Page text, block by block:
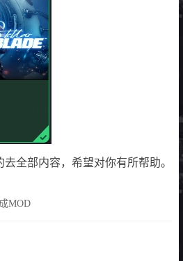
全部内容，希望对你有所帮助。
MOD